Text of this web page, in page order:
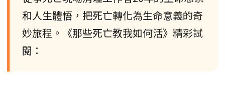
和人生體悟，把死亡轉化為生命意義的奇
妙旅程。《那些死亡教我如何活》精彩試
閱：